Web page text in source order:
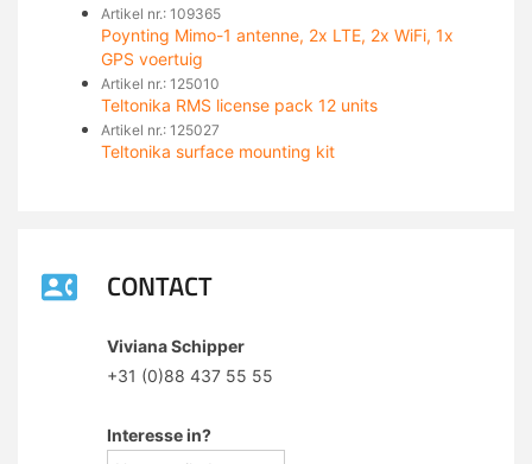
Artikel nr.: 109365
Poynting Mimo-1 antenne, 2x LTE, 2x WiFi, 1x
GPS voertuig
Artikel nr.: 125010
Teltonika RMS license pack 12 units
Artikel nr.: 125027
Teltonika surface mounting kit
CONTACT
Viviana Schipper
+31 (0)88 437 55 55
Interesse in?